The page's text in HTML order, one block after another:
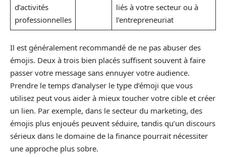
d’activités
professionnelles
liés à votre secteur ou à
l’entrepreneuriat
Il est généralement recommandé de ne pas abuser des
émojis. Deux à trois bien placés suffisent souvent à faire
passer votre message sans ennuyer votre audience.
Prendre le temps d’analyser le type d’émoji que vous
utilisez peut vous aider à mieux toucher votre cible et créer
un lien. Par exemple, dans le secteur du marketing, des
émojis plus enjoués peuvent séduire, tandis qu’un discours
sérieux dans le domaine de la finance pourrait nécessiter
une approche plus sobre.